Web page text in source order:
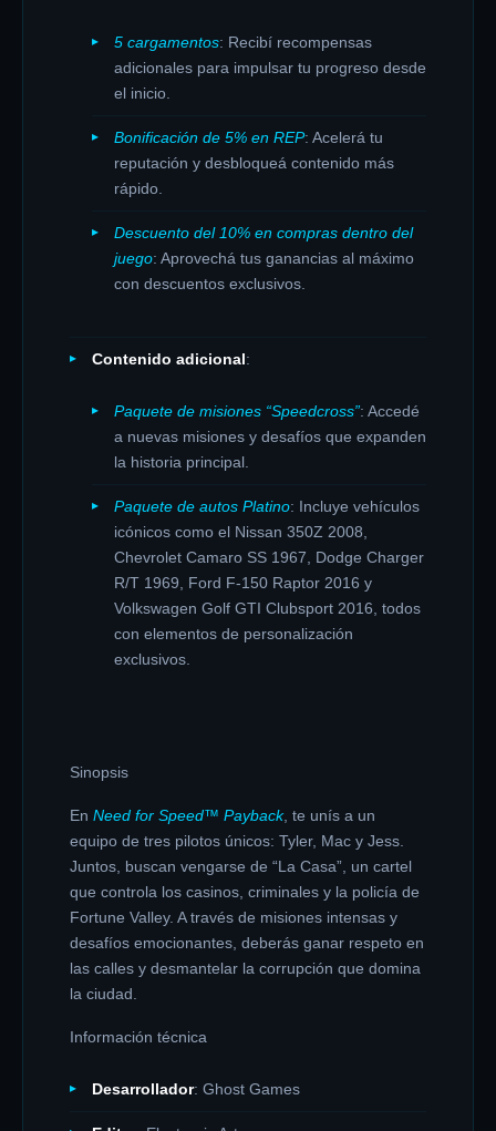
5 cargamentos: Recibí recompensas
adicionales para impulsar tu progreso desde
el inicio.
Bonificación de 5% en REP: Acelerá tu
reputación y desbloqueá contenido más
rápido.
Descuento del 10% en compras dentro del
juego: Aprovechá tus ganancias al máximo
con descuentos exclusivos.
Contenido adicional:
Paquete de misiones “Speedcross”: Accedé
a nuevas misiones y desafíos que expanden
la historia principal.
Paquete de autos Platino: Incluye vehículos
icónicos como el Nissan 350Z 2008,
Chevrolet Camaro SS 1967, Dodge Charger
R/T 1969, Ford F-150 Raptor 2016 y
Volkswagen Golf GTI Clubsport 2016, todos
con elementos de personalización
exclusivos.
Sinopsis
En Need for Speed™ Payback, te unís a un
equipo de tres pilotos únicos: Tyler, Mac y Jess.
Juntos, buscan vengarse de “La Casa”, un cartel
que controla los casinos, criminales y la policía de
Fortune Valley. A través de misiones intensas y
desafíos emocionantes, deberás ganar respeto en
las calles y desmantelar la corrupción que domina
la ciudad.
Información técnica
Desarrollador: Ghost Games